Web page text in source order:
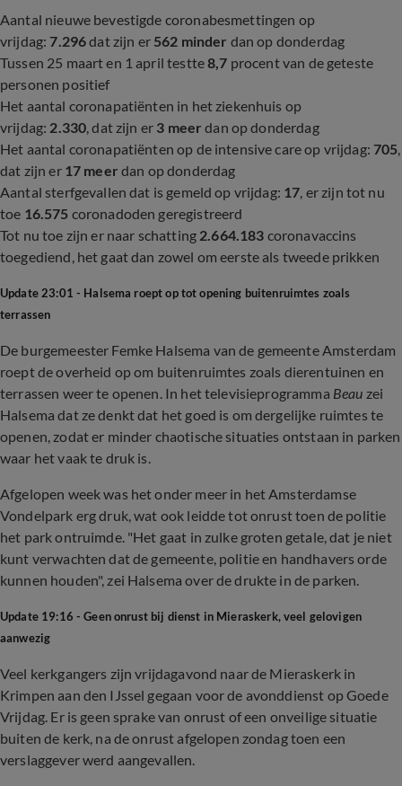
Aantal nieuwe bevestigde coronabesmettingen op
vrijdag: 7.296dat zijn er562 minder dan op donderdag
Tussen 25 maart en 1 april testte8,7 procent van de geteste
personen positief
Het aantal coronapatiënten in het ziekenhuis op
vrijdag: 2.330, dat zijn er 3 meer dan op donderdag
Het aantal coronapatiënten op de intensive care op vrijdag:705,
dat zijn er 17 meer dan op donderdag
Aantal sterfgevallen dat is gemeld op vrijdag: 17, er zijn tot nu
toe 16.575 coronadoden geregistreerd
Tot nu toe zijn er naar schatting 2.664.183 coronavaccins
toegediend, het gaat dan zowel om eerste als tweede prikken
Update 23:01 - Halsema roept op tot opening buitenruimtes zoals
terrassen
De burgemeester Femke Halsema van de gemeente Amsterdam
roept de overheid op om buitenruimtes zoals dierentuinen en
terrassen weer te openen. In het televisieprogramma Beau zei
Halsema dat ze denkt dat het goed is om dergelijke ruimtes te
openen, zodat er minder chaotische situaties ontstaan in parken
waar het vaak te druk is.
Afgelopen week was het onder meer in het Amsterdamse
Vondelpark erg druk, wat ook leidde tot onrust toen de politie
het park ontruimde. "Het gaat in zulke groten getale, dat je niet
kunt verwachten dat de gemeente, politie en handhavers orde
kunnen houden", zei Halsema over de drukte in de parken.
Update 19:16 - Geen onrust bij dienst in Mieraskerk, veel gelovigen
aanwezig
Veel kerkgangers zijn vrijdagavond naar de Mieraskerk in
Krimpen aan den IJssel gegaan voor de avonddienst op Goede
Vrijdag. Er is geen sprake van onrust of een onveilige situatie
buiten de kerk, na de onrust afgelopen zondag toen een
verslaggever werd aangevallen.